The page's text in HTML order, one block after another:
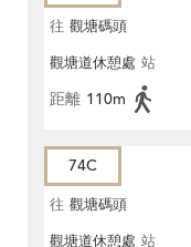
往 觀塘碼頭
觀塘道休憩處 站
距離 110m
74C
往 觀塘碼頭
觀塘道休憩處 站